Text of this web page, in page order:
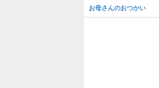
お母さんのおつかい